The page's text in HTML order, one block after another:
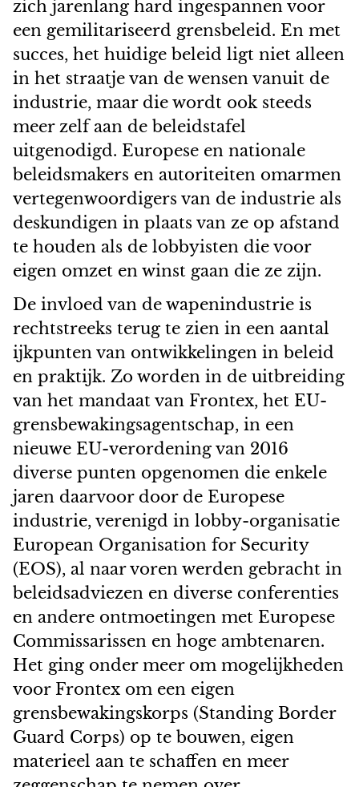
zich jarenlang hard ingespannen voor
een gemilitariseerd grensbeleid. En met
succes, het huidige beleid ligt niet alleen
in het straatje van de wensen vanuit de
industrie, maar die wordt ook steeds
meer zelf aan de beleidstafel
uitgenodigd. Europese en nationale
beleidsmakers en autoriteiten omarmen
vertegenwoordigers van de industrie als
deskundigen in plaats van ze op afstand
te houden als de lobbyisten die voor
eigen omzet en winst gaan die ze zijn.
De invloed van de wapenindustrie is
rechtstreeks terug te zien in een aantal
ijkpunten van ontwikkelingen in beleid
en praktijk. Zo worden in de uitbreiding
van het mandaat van Frontex, het EU-
grensbewakingsagentschap, in een
nieuwe EU-verordening van 2016
diverse punten opgenomen die enkele
jaren daarvoor door de Europese
industrie, verenigd in lobby-organisatie
European Organisation for Security
(EOS), al naar voren werden gebracht in
beleidsadviezen en diverse conferenties
en andere ontmoetingen met Europese
Commissarissen en hoge ambtenaren.
Het ging onder meer om mogelijkheden
voor Frontex om een eigen
grensbewakingskorps (Standing Border
Guard Corps) op te bouwen, eigen
materieel aan te schaffen en meer